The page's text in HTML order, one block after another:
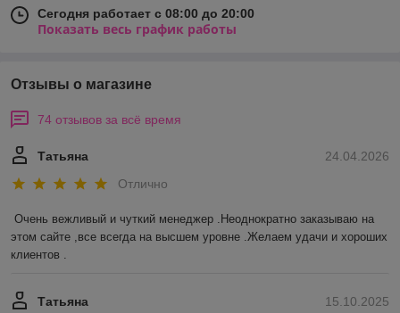
Сегодня работает с 08:00 до 20:00
Показать весь график работы
Отзывы о магазине
74 отзывов за всё время
24.04.2026
Татьяна
Отлично
Очень вежливый и чуткий менеджер .Неоднократно заказываю на
этом сайте ,все всегда на высшем уровне .Желаем удачи и хороших
клиентов .
15.10.2025
Татьяна